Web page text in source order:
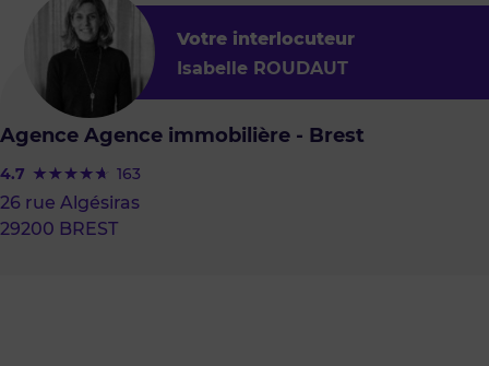
Votre interlocuteur
Isabelle ROUDAUT
Agence Agence immobilière - Brest
4.7 163
26 rue Algésiras
29200 BREST